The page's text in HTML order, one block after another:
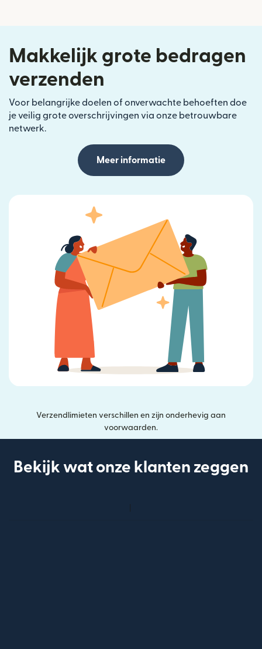
Makkelijk grote bedragen
verzenden
Voor belangrijke doelen of onverwachte behoeften doe
je veilig grote overschrijvingen via onze betrouwbare
netwerk.
Meer informatie
Verzendlimieten verschillen en zijn onderhevig aan
voorwaarden.
Bekijk wat onze klanten zeggen